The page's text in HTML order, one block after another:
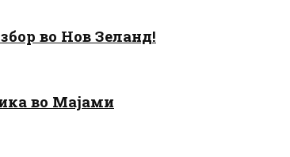
во Нов Зеланд!
во Мајами